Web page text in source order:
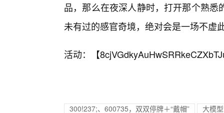
品，那么在夜深人静时，打开那个熟
未有过的感官奇境，绝对会是一场不虚
活动：【
300!237;、600735，双双停牌＋“戴帽” 大模